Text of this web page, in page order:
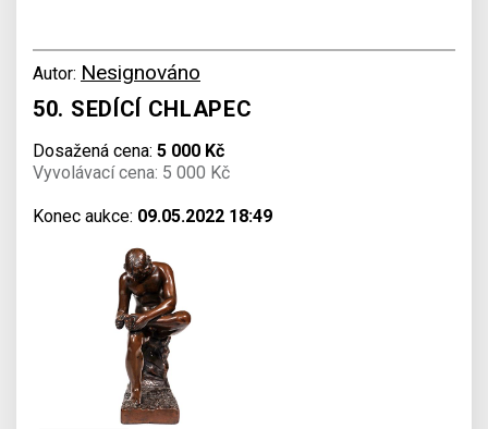
Autor: Nesignováno
50. SEDÍCÍ CHLAPEC
Dosažená cena: 5 000 Kč
Vyvolávací cena: 5 000 Kč
Konec aukce: 09.05.2022 18:49